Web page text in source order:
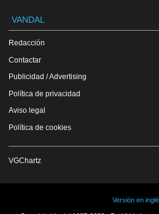
VANDAL
Redacción
Contactar
Publicidad / Advertising
Política de privacidad
Aviso legal
Política de cookies
VGChartz
Versión en